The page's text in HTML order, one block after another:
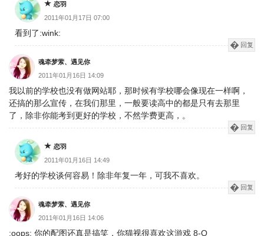
恋羽
2011年01月17日 07:00
看到了:wink:
回复
魂牵梦萦、遇见你
2011年01月16日 14:09
我以前的学校也没有做网站耶，那时候有学校哪会像现在一样啊，
还搞的那么宣传，在我们那里，一般要读高中的都是只有去那里
了，除非你能考到更好的学校，不然学费更高，。
回复
恋羽
2011年01月16日 14:49
考好的学校谈何容易！除非年复一年，可我不喜欢。
回复
魂牵梦萦、遇见你
2011年01月16日 14:06
:oops: 你的配图还真是搞笑，你猫视很喜欢这游戏 8-O